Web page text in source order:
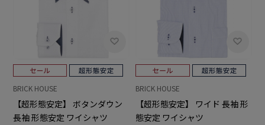
BRICK HOUSE
【超形態安定】 ボタンダウン
長袖 形態安定 ワイシャツ
BRICK HOUSE
【超形態安定】 ワイド 長袖 形
態安定 ワイシャツ